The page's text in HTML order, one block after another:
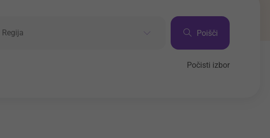
Regija Poišči
Počisti izbor